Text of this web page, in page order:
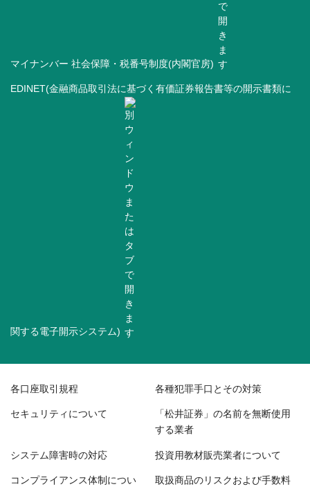
マイナンバー 社会保障・税番号制度(内閣官房)
EDINET(金融商品取引法に基づく有価証券報告書等の開示書類に
関する電子開示システム)
各口座取引規程 各種犯罪手口とその対策
セキュリティについて 「松井証券」の名前を無断使用
する業者
システム障害時の対応 投資用教材販売業者について
コンプライアンス体制につい 取扱商品のリスクおよび手数料